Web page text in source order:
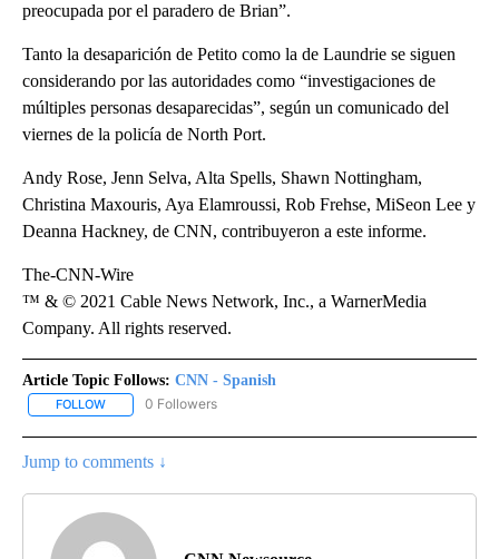
preocupada por el paradero de Brian”.
Tanto la desaparición de Petito como la de Laundrie se siguen
considerando por las autoridades como “investigaciones de
múltiples personas desaparecidas”, según un comunicado del
viernes de la policía de North Port.
Andy Rose, Jenn Selva, Alta Spells, Shawn Nottingham,
Christina Maxouris, Aya Elamroussi, Rob Frehse, MiSeon Lee y
Deanna Hackney, de CNN, contribuyeron a este informe.
The-CNN-Wire
™ & © 2021 Cable News Network, Inc., a WarnerMedia
Company. All rights reserved.
Article Topic Follows: CNN - Spanish
FOLLOW FOLLOW "CNN - SPANISH" TO RECEIVE NOTIFICATIONS ABOUT
0 Followers
Jump to comments ↓